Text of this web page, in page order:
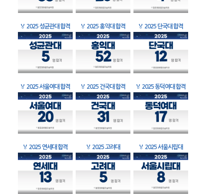
🏅 2025 성균관대 합격 🏅 2025 홍익대 합격 🏅 2025 단국대 합격
🏅 2025 서울여대 합격 🏅 2025 건국대 합격 🏅 2025 동덕여대 합격
🏅 2025 연세대 합격 🏅 2025 고려대 🏅 2025 서울시립대